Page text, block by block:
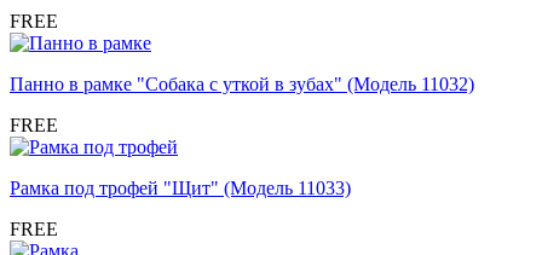
FREE
Панно в рамке "Собака с уткой в зубах" (Модель 11032)
FREE
Рамка под трофей "Щит" (Модель 11033)
FREE